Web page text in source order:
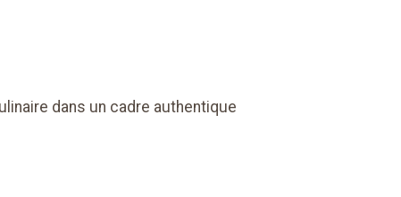
dans un cadre authentique